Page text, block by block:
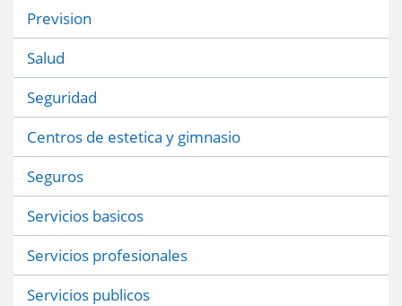
Prevision
Salud
Seguridad
Centros de estetica y gimnasio
Seguros
Servicios basicos
Servicios profesionales
Servicios publicos